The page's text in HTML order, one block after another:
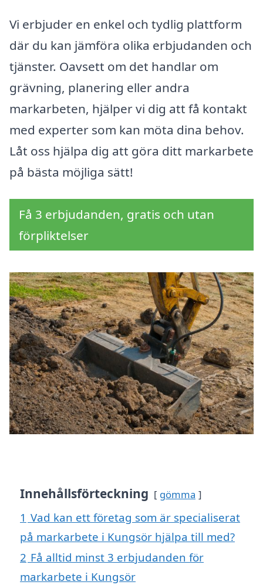
Vi erbjuder en enkel och tydlig plattform
där du kan jämföra olika erbjudanden och
tjänster. Oavsett om det handlar om
grävning, planering eller andra
markarbeten, hjälper vi dig att få kontakt
med experter som kan möta dina behov.
Låt oss hjälpa dig att göra ditt markarbete
på bästa möjliga sätt!
Få 3 erbjudanden, gratis och utan
förpliktelser
Innehållsförteckning gömma
1 Vad kan ett företag som är specialiserat
på markarbete i Kungsör hjälpa till med?
2 Få alltid minst 3 erbjudanden för
markarbete i Kungsör